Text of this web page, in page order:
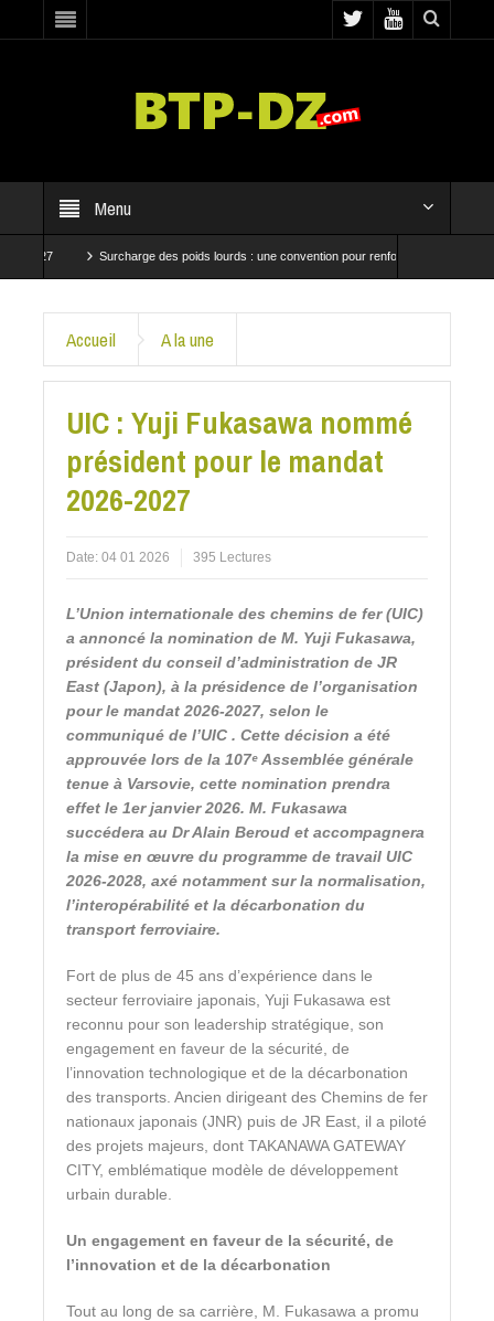
Menu
Surcharge des poids lourds : une convention pour renforcer les contrôles
Accueil A la une
UIC : Yuji Fukasawa nommé
président pour le mandat
2026-2027
Date: 04 01 2026 395 Lectures
L’Union internationale des chemins de fer (UIC)
a annoncé la nomination de M. Yuji Fukasawa,
président du conseil d’administration de JR
East (Japon), à la présidence de l’organisation
pour le mandat 2026-2027, selon le
communiqué de l’UIC . Cette décision a été
approuvée lors de la 107ᵉ Assemblée générale
tenue à Varsovie, cette nomination prendra
effet le 1er janvier 2026. M. Fukasawa
succédera au Dr Alain Beroud et accompagnera
la mise en œuvre du programme de travail UIC
2026-2028, axé notamment sur la normalisation,
l’interopérabilité et la décarbonation du
transport ferroviaire.
Fort de plus de 45 ans d’expérience dans le
secteur ferroviaire japonais, Yuji Fukasawa est
reconnu pour son leadership stratégique, son
engagement en faveur de la sécurité, de
l’innovation technologique et de la décarbonation
des transports. Ancien dirigeant des Chemins de fer
nationaux japonais (JNR) puis de JR East, il a piloté
des projets majeurs, dont TAKANAWA GATEWAY
CITY, emblématique modèle de développement
urbain durable.
Un engagement en faveur de la sécurité, de
l’innovation et de la décarbonation
Tout au long de sa carrière, M. Fukasawa a promu